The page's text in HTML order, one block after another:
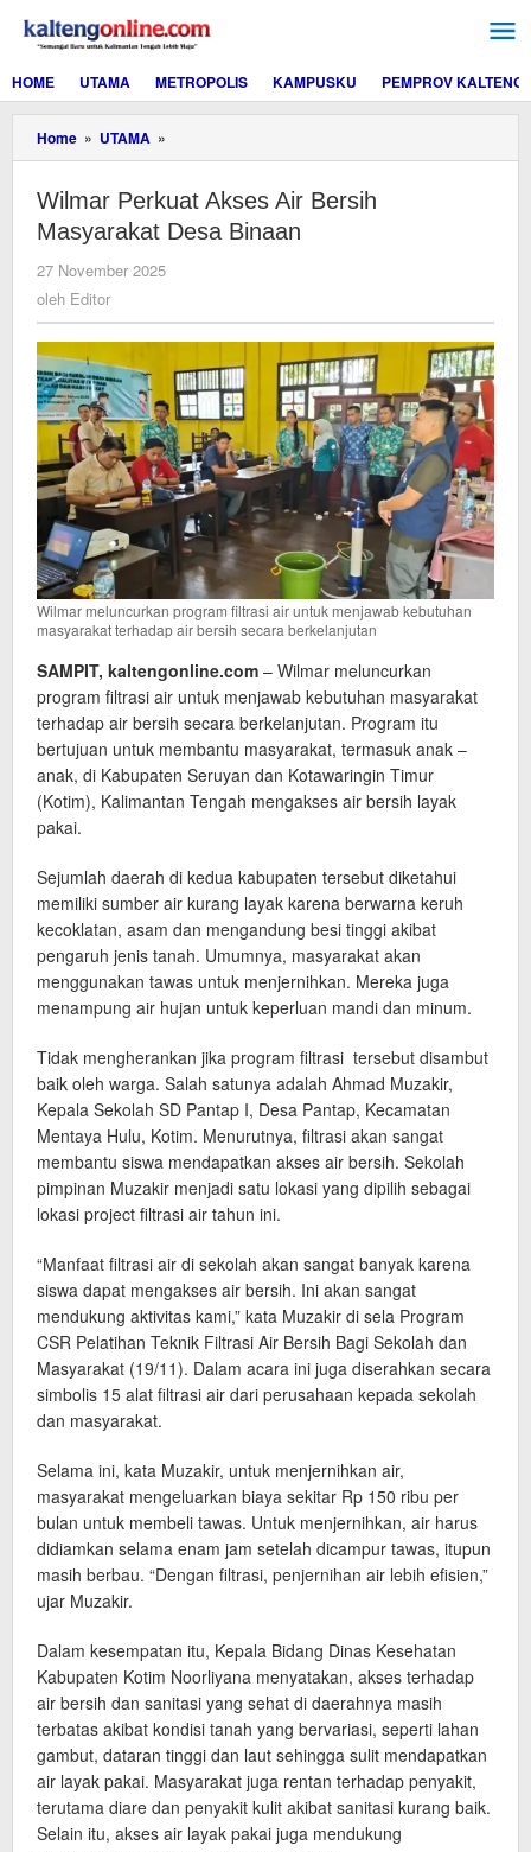
konten
HOME
UTAMA METROPOLIS KAMPUSKU PEMPROV KALTENG
Home » UTAMA »
Perkuat
Air
Bersih
Masyarakat
Wilmar Perkuat Akses Air Bersih
Masyarakat Desa Binaan
27 November 2025
oleh Editor
Wilmar meluncurkan program filtrasi air untuk menjawab kebutuhan
masyarakat terhadap air bersih secara berkelanjutan
SAMPIT, kaltengonline.com – Wilmar meluncurkan
program filtrasi air untuk menjawab kebutuhan masyarakat
terhadap air bersih secara berkelanjutan. Program itu
bertujuan untuk membantu masyarakat, termasuk anak –
anak, di Kabupaten Seruyan dan Kotawaringin Timur
(Kotim), Kalimantan Tengah mengakses air bersih layak
pakai.
Sejumlah daerah di kedua kabupaten tersebut diketahui
memiliki sumber air kurang layak karena berwarna keruh
kecoklatan, asam dan mengandung besi tinggi akibat
pengaruh jenis tanah. Umumnya, masyarakat akan
menggunakan tawas untuk menjernihkan. Mereka juga
menampung air hujan untuk keperluan mandi dan minum.
Tidak mengherankan jika program filtrasi tersebut disambut
baik oleh warga. Salah satunya adalah Ahmad Muzakir,
Kepala Sekolah SD Pantap I, Desa Pantap, Kecamatan
Mentaya Hulu, Kotim. Menurutnya, filtrasi akan sangat
membantu siswa mendapatkan akses air bersih. Sekolah
pimpinan Muzakir menjadi satu lokasi yang dipilih sebagai
lokasi project filtrasi air tahun ini.
“Manfaat filtrasi air di sekolah akan sangat banyak karena
siswa dapat mengakses air bersih. Ini akan sangat
mendukung aktivitas kami,” kata Muzakir di sela Program
CSR Pelatihan Teknik Filtrasi Air Bersih Bagi Sekolah dan
Masyarakat (19/11). Dalam acara ini juga diserahkan secara
simbolis 15 alat filtrasi air dari perusahaan kepada sekolah
dan masyarakat.
Selama ini, kata Muzakir, untuk menjernihkan air,
masyarakat mengeluarkan biaya sekitar Rp 150 ribu per
bulan untuk membeli tawas. Untuk menjernihkan, air harus
didiamkan selama enam jam setelah dicampur tawas, itupun
masih berbau. “Dengan filtrasi, penjernihan air lebih efisien,”
ujar Muzakir.
Dalam kesempatan itu, Kepala Bidang Dinas Kesehatan
Kabupaten Kotim Noorliyana menyatakan, akses terhadap
air bersih dan sanitasi yang sehat di daerahnya masih
terbatas akibat kondisi tanah yang bervariasi, seperti lahan
gambut, dataran tinggi dan laut sehingga sulit mendapatkan
air layak pakai. Masyarakat juga rentan terhadap penyakit,
terutama diare dan penyakit kulit akibat sanitasi kurang baik.
Selain itu, akses air layak pakai juga mendukung